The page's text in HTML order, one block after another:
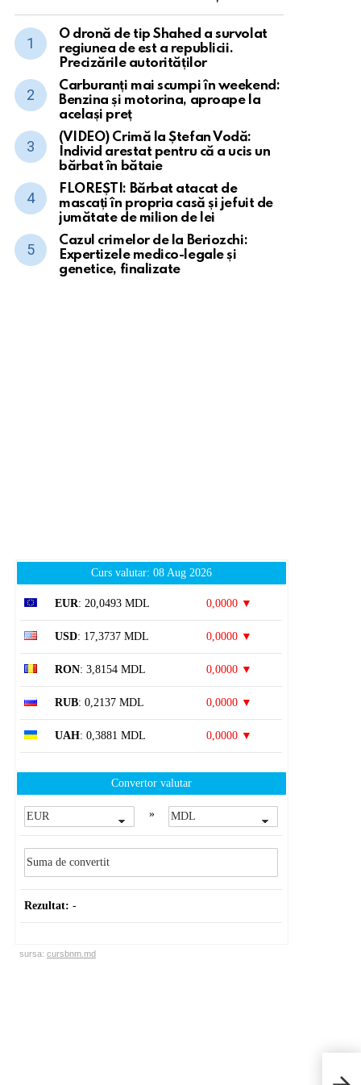
O dronă de tip Shahed a survolat
regiunea de est a republicii.
Precizările autorităților
Carburanți mai scumpi în weekend:
Benzina și motorina, aproape la
același preț
(VIDEO) Crimă la Ștefan Vodă:
Individ arestat pentru că a ucis un
bărbat în bătaie
FLOREȘTI: Bărbat atacat de
mascați în propria casă și jefuit de
jumătate de milion de lei
Cazul crimelor de la Beriozchi:
Expertizele medico-legale și
genetice, finalizate
Curs valutar: 08 Aug 2026
EUR: 20,0493 MDL 0,0000 ▼
USD: 17,3737 MDL 0,0000 ▼
RON: 3,8154 MDL 0,0000 ▼
RUB: 0,2137 MDL 0,0000 ▼
UAH: 0,3881 MDL 0,0000 ▼
Convertor valutar
»
Rezultat: -
sursa: cursbnm.md